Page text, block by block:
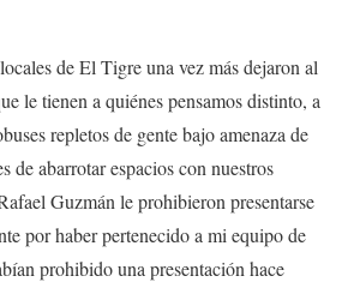
de El Tigre una vez más dejaron al
le tienen a quiénes pensamos distinto, a
repletos de gente bajo amenaza de
de abarrotar espacios con nuestros
Guzmán le prohibieron presentarse
por haber pertenecido a mi equipo de
prohibido una presentación hace